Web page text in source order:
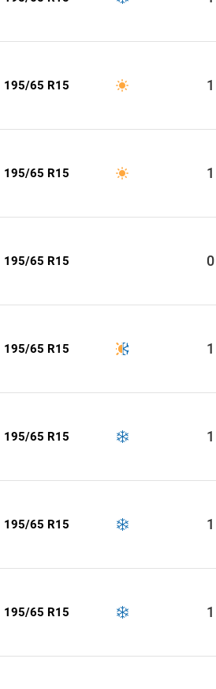
195/65 R15
195/65 R15
195/65 R15 0
195/65 R15
195/65 R15
195/65 R15
195/65 R15